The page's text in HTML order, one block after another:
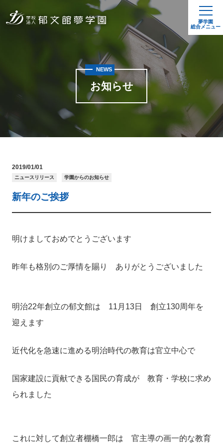
夢学園
総合メニュー
お知らせ
NEWS
2019/01/01
ニュースリリース 学園からのお知らせ
新年のご挨拶
明けましておめでとうございます
昨年も格別のご厚情を賜り ありがとうございました
明治22年創立の郁文館は 11月13日 創立130周年を
迎えます
近代化を急速に進める明治時代の教育は官立中心で
国家建設に貢献できる国民の育成が 教育・学校に求め
られました
これに対して創立者棚橋一郎は 官主導の画一的な教育